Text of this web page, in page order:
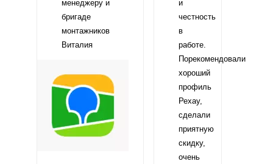
менеджеру и
бригаде
монтажников
Виталия
и
честность
в
работе.
Порекомендовали
хороший
профиль
Рехау,
сделали
приятную
скидку,
очень